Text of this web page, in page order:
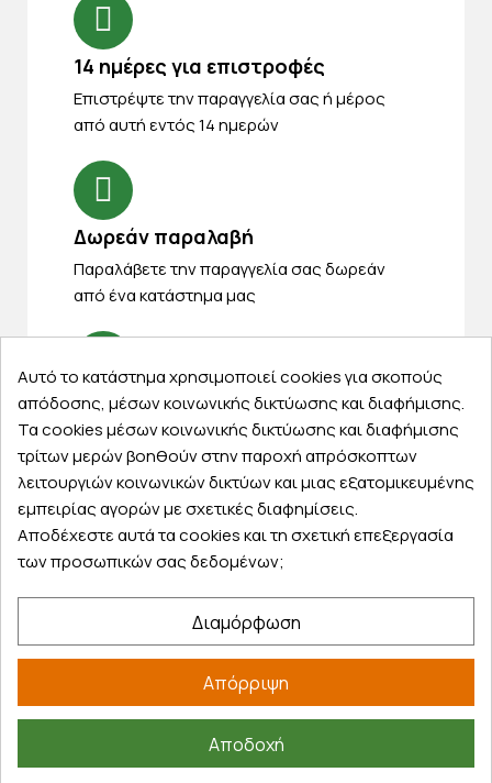
14 ημέρες για επιστροφές
Eπιστρέψτε την παραγγελία σας ή μέρος
από αυτή εντός 14 ημερών
Δωρεάν παραλαβή
Παραλάβετε την παραγγελία σας δωρεάν
από ένα κατάστημα μας
Express αποστολές
Κάντε σήμερα την παραγγελία σας και
παραλάβετε αύριο στην πόρτα σας
Εξυπηρέτηση πελατών
Λογαριασμός
Τρόποι παραγγελίας
Έξοδα αποστολής
Αυτό το κατάστημα χρησιμοποιεί cookies για σκοπούς
απόδοσης, μέσων κοινωνικής δικτύωσης και διαφήμισης.
Τα cookies μέσων κοινωνικής δικτύωσης και διαφήμισης
τρίτων μερών βοηθούν στην παροχή απρόσκοπτων
λειτουργιών κοινωνικών δικτύων και μιας εξατομικευμένης
εμπειρίας αγορών με σχετικές διαφημίσεις.
Αποδέχεστε αυτά τα cookies και τη σχετική επεξεργασία
των προσωπικών σας δεδομένων;
Διαμόρφωση
Απόρριψη
Αποδοχή